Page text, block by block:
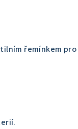
řemínkem pro